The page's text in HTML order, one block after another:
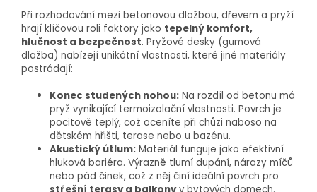
Při rozhodování mezi betonovou dlažbou, dřevem a pryží
hrají klíčovou roli faktory jako tepelný komfort,
hlučnost a bezpečnost. Pryžové desky (gumová
dlažba) nabízejí unikátní vlastnosti, které jiné materiály
postrádají:
Konec studených nohou: Na rozdíl od betonu má
pryž vynikající termoizolační vlastnosti. Povrch je
pocitově teplý, což oceníte při chůzi naboso na
dětském hřišti, terase nebo u bazénu.
Akustický útlum: Materiál funguje jako efektivní
hluková bariéra. Výrazně tlumí dupání, nárazy míčů
nebo pád činek, což z něj činí ideální povrch pro